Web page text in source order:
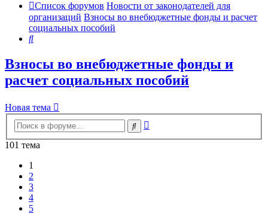
Список форумов Новости от законодателей для
организаций Взносы во внебюджетные фонды и расчет
социальных пособий
Поиск
Взносы во внебюджетные фонды и
расчет социальных пособий
Новая тема
Поиск
101 тема
1
2
3
4
5